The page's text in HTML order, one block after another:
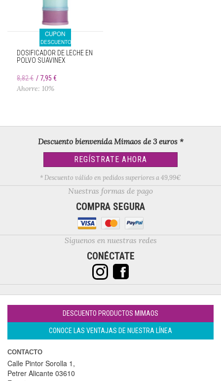
CUPON
DESCUENTO
DOSIFICADOR DE LECHE EN
POLVO SUAVINEX
8,82 € 7,95 €
Ahorre: 10%
Descuento bienvenida Mimaos de 3 euros *
REGÍSTRATE AHORA
* Descuento válido en pedidos superiores a 49,99€
Nuestras formas de pago
COMPRA SEGURA
Síguenos en nuestras redes
CONÉCTATE
DESCUENTO PRODUCTOS MIMAOS
CONOCE LAS VENTAJAS DE NUESTRA LÍNEA
CONTACTO
Calle Pintor Sorolla 1,
Petrer Alicante 03610